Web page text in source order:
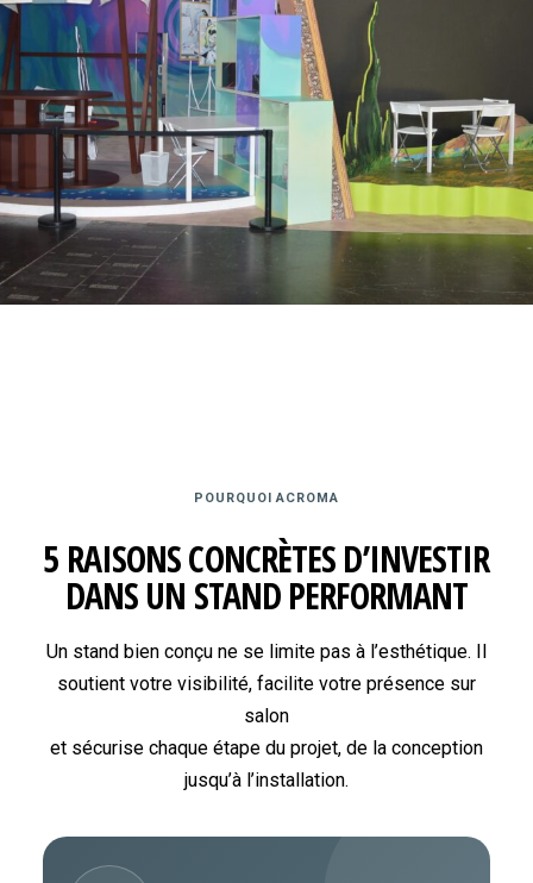
POURQUOI ACROMA
5 RAISONS CONCRÈTES D’INVESTIR
DANS UN STAND PERFORMANT
Un stand bien conçu ne se limite pas à l’esthétique. Il
soutient votre visibilité, facilite votre présence sur
salon
et sécurise chaque étape du projet, de la conception
jusqu’à l’installation.